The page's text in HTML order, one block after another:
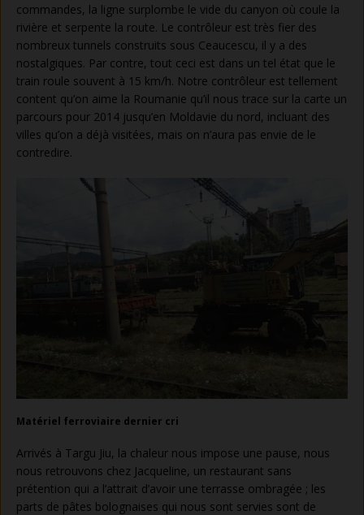
commandes, la ligne surplombe le vide du canyon où coule la
rivière et serpente la route. Le contrôleur est très fier des
nombreux tunnels construits sous Ceaucescu, il y a des
nostalgiques. Par contre, tout ceci est dans un tel état que le
train roule souvent à 15 km/h. Notre contrôleur est tellement
content qu’on aime la Roumanie qu’il nous trace sur la carte un
parcours pour 2014 jusqu’en Moldavie du nord, incluant des
villes qu’on a déjà visitées, mais on n’aura pas envie de le
contredire.
Matériel ferroviaire dernier cri
Arrivés à Targu Jiu, la chaleur nous impose une pause, nous
nous retrouvons chez Jacqueline, un restaurant sans
prétention qui a l’attrait d’avoir une terrasse ombragée ; les
parts de pâtes bolognaises qui nous sont servies sont de